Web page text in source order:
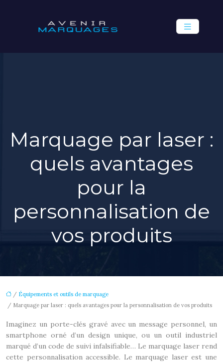
Marquage par laser :
quels avantages
pour la
personnalisation de
vos produits
/ Équipements et outils de marquage
/ Marquage par laser : quels avantages pour la personnalisation de vos produits
Imaginez un porte-clés gravé avec un message personnel, un
smartphone orné d’un design unique, ou un outil industriel
marqué d’un code de suivi infalsifiable… Le marquage laser rend
cette personnalisation accessible. Le marquage laser est une